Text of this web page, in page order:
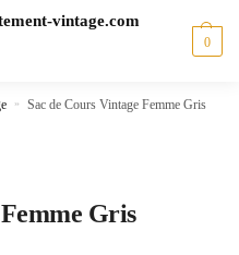
0
» Sac de Cours Vintage Femme Gris
Gris